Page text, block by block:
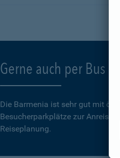
Gerne auch per Bus
Die Barmenia ist sehr gut mit
Besucherparkplätze zur Anreise
Reiseplanung.